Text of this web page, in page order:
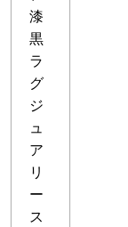
漆
黒
ラ
グ
ジ
ュ
ア
リ
ー
ス